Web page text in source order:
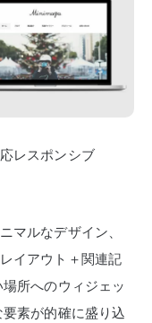
レスポンシブ
マルなデザイン、
イアウト＋関連記
所へのウィジェッ
素が的確に盛り込